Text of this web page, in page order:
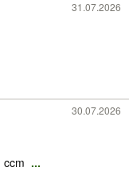
31.07.2026
30.07.2026
ccm ...